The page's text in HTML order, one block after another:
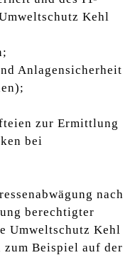
Kehl
Anlagensicherheit
zur Ermittlung
bei
nach
berechtigter
Umweltschutz Kehl
zum Beispiel auf der